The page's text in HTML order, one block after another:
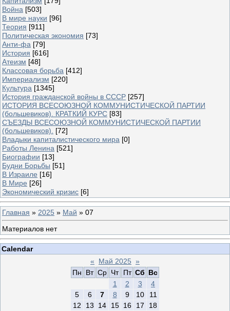
Война [503]
В мире науки [96]
Теория [911]
Политическая экономия [73]
Анти-фа [79]
История [616]
Атеизм [48]
Классовая борьба [412]
Империализм [220]
Культура [1345]
История гражданской войны в СССР [257]
ИСТОРИЯ ВСЕСОЮЗНОЙ КОММУНИСТИЧЕСКОЙ ПАРТИИ
(большевиков). КРАТКИЙ КУРС [83]
СЪЕЗДЫ ВСЕСОЮЗНОЙ КОММУНИСТИЧЕСКОЙ ПАРТИИ
(большевиков).
[72]
Владыки капиталистического мира [0]
Работы Ленина [521]
Биографии [13]
Будни Борьбы [51]
В Израиле [16]
В Мире [26]
Экономический кризис [6]
Главная » 2025 » Май » 07
Материалов нет
Calendar
«
Май 2025 »
Пн
Вт Ср Чт Пт Сб Вс
1
2 3
4
5
6 7 8 9 10
11
12
13 14 15 16 17 18